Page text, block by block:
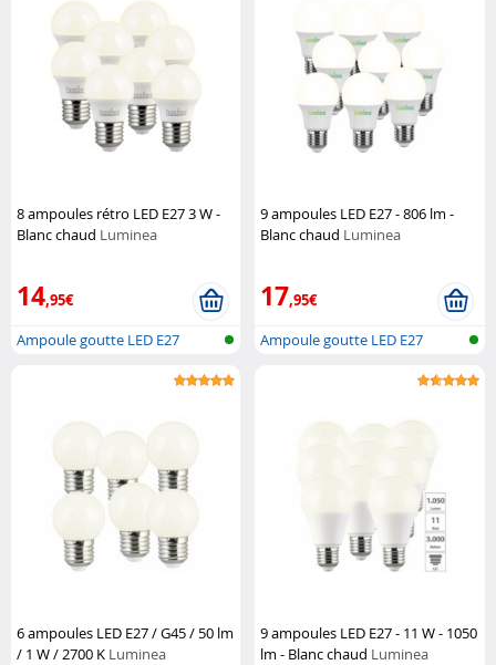
8 ampoules rétro LED E27 3 W -
Blanc chaud Luminea
14,95€
Ampoule goutte LED E27
9 ampoules LED E27 - 806 lm -
Blanc chaud Luminea
17,95€
Ampoule goutte LED E27
6 ampoules LED E27 / G45 / 50 lm
/ 1 W / 2700 K Luminea
9 ampoules LED E27 - 11 W - 1050
lm - Blanc chaud Luminea